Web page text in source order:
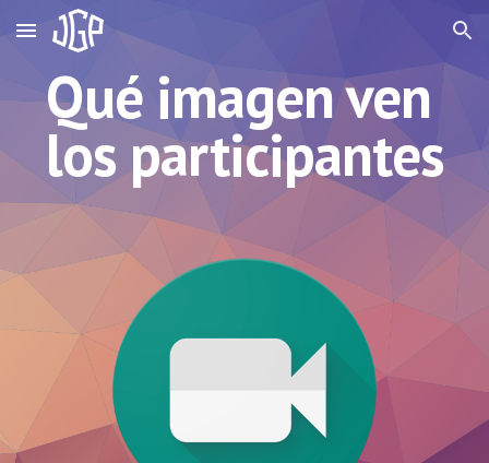
Skip to main content Skip to navigation
Qué imagen ven
los participantes